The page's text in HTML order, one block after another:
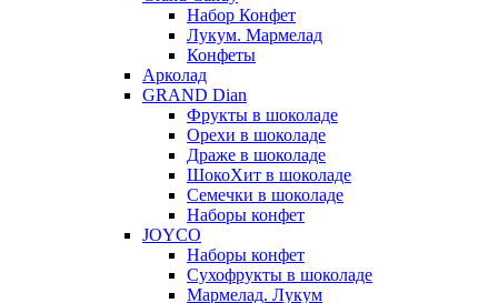
Набор Конфет
Лукум. Мармелад
Конфеты
Арколад
GRAND Dian
Фрукты в шоколаде
Орехи в шоколаде
Драже в шоколаде
ШокоХит в шоколаде
Семечки в шоколаде
Наборы конфет
JOYCO
Наборы конфет
Сухофрукты в шоколаде
Мармелад. Лукум